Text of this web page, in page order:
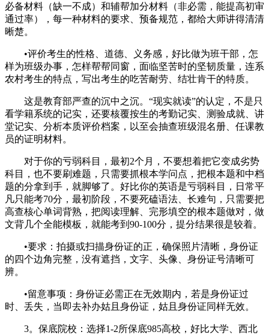
必备材料（缺一不成）和辅帮加分材料（非必需，能提高初审
通过率），每一种材料的要求、预备规范，都给大师讲得清清
晰楚。
•评价考生的性格、道德、义务感，好比做为班干部，怎
样为班级办事，怎样帮帮同窗，面临坚苦时的坚韧质量，连系
农村考生的特点，写出考生的吃苦耐劳、结壮肯干的特质。
这是教育部严查的沉中之沉。“现实就读”的认定，不是只
看学籍系统的记实，还要核覆按生的考勤记实、测验成就、讲
堂记实、分析本质评价档案，以至会抽查班级混名册、任课教
员的证明材料。
对于你的亏弱科目，最初2个月，不要想着把它变成劣势
科目，也不要刷难题，只需要抓根本学问点，把根本题和中档
题的分拿到手，就脚够了。好比你的英语是亏弱科目，日常平
凡只能考70分，最初阶段，不要死磕语法、长难句，只需要把
高查核心单词背熟，把阅读理解、完形填空的根本题做对，做
文背几个全能模板，就能考到90-100分，提分结果很是较着。
•要求：拍摄或扫描身份证的正，确保照片清晰，身份证
的四个边角完整，没有遮挡，文字、头像、身份证号清晰可
辨。
•留意事项：身份证必需正在无效期内，若是身份证过
时、丢失，当即去补办姑且身份证，姑且身份证同样无效。
3。保底院校：选择1-2所保底985高校，好比大学、西北